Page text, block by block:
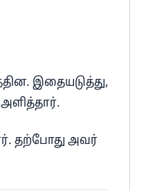
இதையடுத்து,
தற்போது அவர்